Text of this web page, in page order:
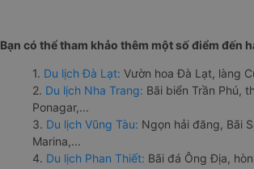
Bạn có thể tham khảo thêm một số điểm đến
1. Du lịch Đà Lạt: Vườn hoa Đà Lạt, làng
2. Du lịch Nha Trang: Bãi biển Trần Phú,
Ponagar,...
3. Du lịch Vũng Tàu: Ngọn hải đăng, Bãi
Marina,...
4. Du lịch Phan Thiết: Bãi đá Ông Địa,